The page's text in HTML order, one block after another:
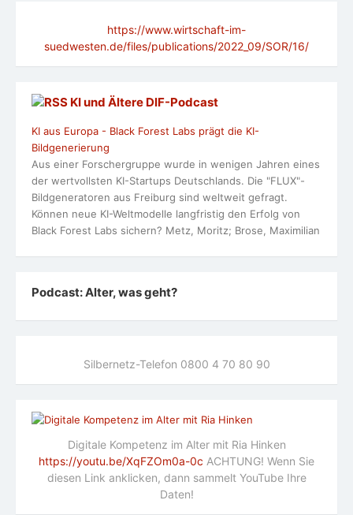
https://www.wirtschaft-im-
suedwesten.de/files/publications/2022_09/SOR/16/
KI und Ältere DlF-Podcast
KI aus Europa - Black Forest Labs prägt die KI-
Bildgenerierung
Aus einer Forschergruppe wurde in wenigen Jahren eines
der wertvollsten KI-Startups Deutschlands. Die "FLUX"-
Bildgeneratoren aus Freiburg sind weltweit gefragt.
Können neue KI-Weltmodelle langfristig den Erfolg von
Black Forest Labs sichern? Metz, Moritz; Brose, Maximilian
Podcast: Alter, was geht?
Silbernetz-Telefon 0800 4 70 80 90
Digitale Kompetenz im Alter mit Ria Hinken
https://youtu.be/XqFZOm0a-0c ACHTUNG! Wenn Sie
diesen Link anklicken, dann sammelt YouTube Ihre
Daten!